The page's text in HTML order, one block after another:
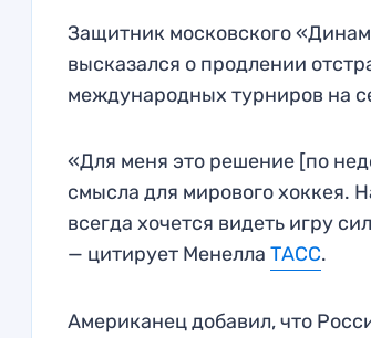
Защитник московского
высказался о продлении
международных турниров на
«Для меня это решение [по
смысла для мирового хоккея.
всегда хочется видеть игру
— цитирует МенеллаТАСС.
Американец добавил, что